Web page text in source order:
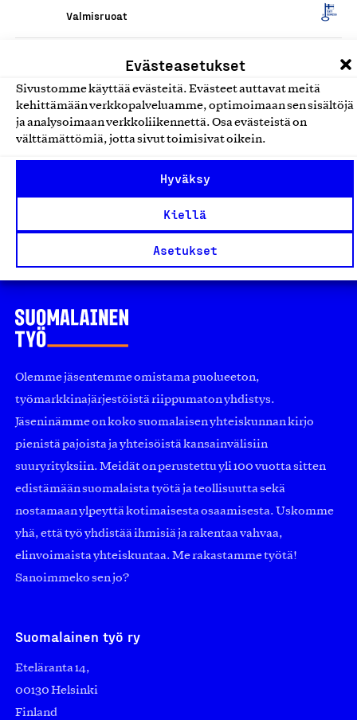
Evästeasetukset
Sivustomme käyttää evästeitä. Evästeet auttavat meitä
kehittämään verkkopalveluamme, optimoimaan sen sisältöjä
ja analysoimaan verkkoliikennettä. Osa evästeistä on
välttämättömiä, jotta sivut toimisivat oikein.
Hyväksy
Kiellä
Asetukset
Valmisruoat
Apetit Kasvisgratiinit
Valmisruoat
Apetit Kotelokeitot
Apetit Ruoka Oy, Tuote
Olemme jäsentemme omistama puolueeton,
työmarkkinajärjestöistä riippumaton yhdistys.
Jäseninämme on koko suomalaisen yhteiskunnan kirjo
pienistä pajoista ja yhteisöistä kansainvälisiin
suuryrityksiin. Meidät on perustettu yli 100 vuotta sitten
edistämään suomalaista työtä ja teollisuutta sekä
nostamaan ylpeyttä kotimaisesta osaamisesta. Uskomme
yhä, että työ yhdistää ihmisiä ja rakentaa vahvaa,
elinvoimaista yhteiskuntaa. Me rakastamme työtä!
Sanoimmeko sen jo?
Suomalainen työ ry
Eteläranta 14,
00130 Helsinki
Finland